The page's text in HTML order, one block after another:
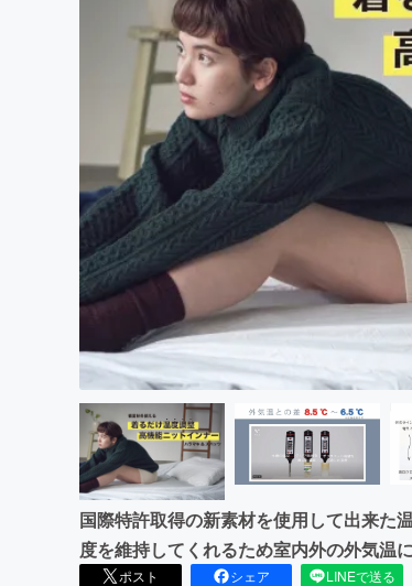
映像・映画
ビジネス・起業
まちづくり・地域活性化
国際特許取得の新素材を使用して出来た
度を維持してくれるため室内外の外気温
ポスト シェア LINEで送る